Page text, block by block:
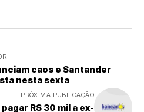
caos e Santander
nesta sexta
PRÓXIMA PUBLICAÇÃO
R$ 30 mil a ex-